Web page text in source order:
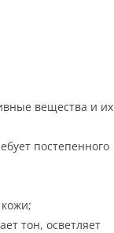
вещества и их
постепенного
тон, осветляет